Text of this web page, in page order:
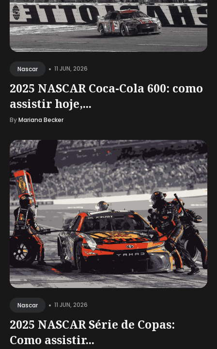
Nascar • 11 JUN, 2026
2025 NASCAR Coca-Cola 600: como
assistir hoje,...
ByMariana Becker
Nascar • 11 JUN, 2026
2025 NASCAR Série de Copas:
Como assistir...